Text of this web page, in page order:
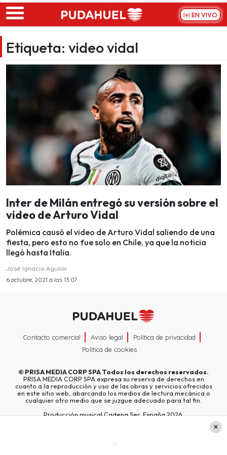
Skip to main content
EN VIVO
Etiqueta: video vidal
Inter de Milán entregó su versión sobre el
video de Arturo Vidal
Polémica causó el video de Arturo Vidal saliendo de una
fiesta, pero esto no fue solo en Chile, ya que la noticia
llegó hasta Italia.
José Ignacio Aguilar
6 octubre, 2021 a las 13:07
Contacto comercial Aviso legal
Política de privacidad
Política de cookies
© PRISA MEDIA CORP SPATodos los derechos reservados.
PRISA MEDIA CORP SPA expresa su reserva de derechos en
cuanto a la reproducción y uso de las obras y servicios ofrecidos
en este sitio web, abarcando los medios de lectura mecánica o
cualquier otro medio que se juzgue adecuado para tal fin.
Producción musical Cadena Ser, España 2026.